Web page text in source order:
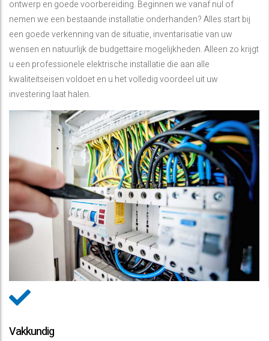
ontwerp en goede voorbereiding. Beginnen we vanaf nul of
nemen we een bestaande installatie onderhanden? Alles start bij
een goede verkenning van de situatie, inventarisatie van uw
wensen en natuurlijk de budgettaire mogelijkheden. Alleen zo krijgt
u een professionele elektrische installatie die aan alle
kwaliteitseisen voldoet en u het volledig voordeel uit uw
investering laat halen.
Vakkundig